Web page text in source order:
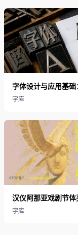
字体设计与应用基
字库
汉仪阿那亚戏剧节体
字库